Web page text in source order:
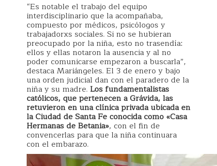
“Es notable el trabajo del equipo
interdisciplinario que la acompañaba,
compuesto por médicos, psicólogos y
trabajadorxs sociales. Si no se hubieran
preocupado por la niña, esto no trasendía:
ellos y ellas notaron la ausencia y al no
poder comunicarse empezaron a buscarla”,
destaca Mariángeles. El 3 de enero y bajo
una orden judicial dan con el paradero de la
niña y su madre. Los fundamentalistas
católicos, que pertenecen a Grávida, las
retuvieron en una clínica privada ubicada en
la Ciudad de Santa Fe conocida como «Casa
Hermanas de Betania», con el fin de
convencerlas para que la niña continuara
con el embarazo.